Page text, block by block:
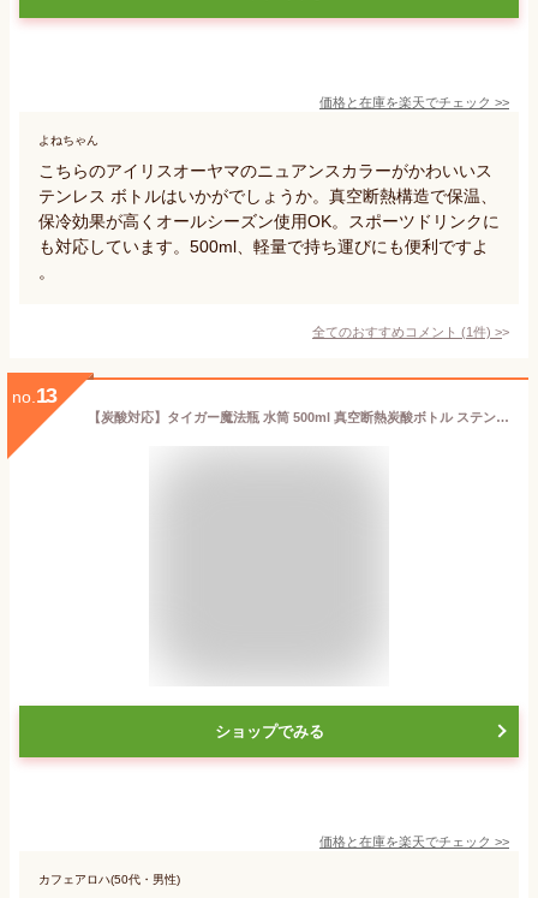
価格と在庫を楽天でチェック >>
よねちゃん
こちらのアイリスオーヤマのニュアンスカラーがかわいいス
テンレス ボトルはいかがでしょうか。真空断熱構造で保温、
保冷効果が高くオールシーズン使用OK。スポーツドリンクに
も対応しています。500ml、軽量で持ち運びにも便利ですよ
。
全てのおすすめコメント (1件) >
no. 13
【炭酸対応】タイガー魔法瓶 水筒 500ml 真空断熱炭酸ボトル ステンレスボトル スポーツドリンク可 ビールOK 保冷専用 グロウラー 送料無料
ショップでみる
価格と在庫を楽天でチェック >>
カフェアロハ(50代・男性)